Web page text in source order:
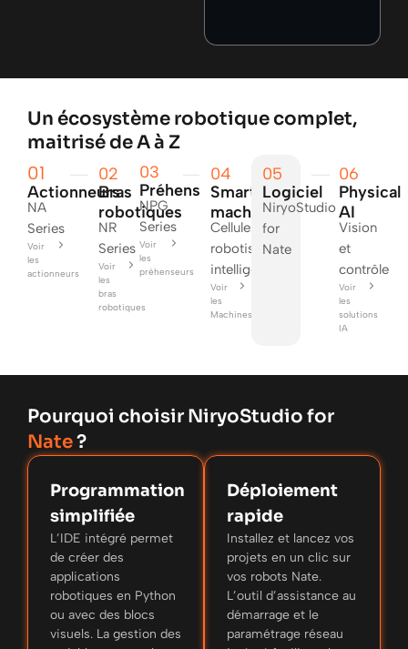
Un écosystème robotique complet,
maitrisé de A à Z
01
Actionneurs
NA
Series
Voir
les
actionneurs
02
Bras
robotiques
NR
Series
Voir
les
bras
robotiques
03
Préhenseurs
NPG
Series
Voir
les
préhenseurs
04
Smart
machines
Cellules
robotisées
intelligentes
Voir
les
Machines
05
Logiciel
NiryoStudio
for
Nate
06
Physical
AI
Vision
et
contrôle
Voir
les
solutions
IA
Pourquoi choisir NiryoStudio for
Nate?
Programmation
simplifiée
L’IDE intégré permet
de créer des
applications
robotiques en Python
ou avec des blocs
visuels. La gestion des
Déploiement
rapide
Installez et lancez vos
projets en un clic sur
vos robots Nate.
L’outil d’assistance au
démarrage et le
paramétrage réseau